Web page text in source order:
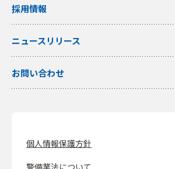
採用情報
ニュースリリース
お問い合わせ
個人情報保護方針
警備業法について